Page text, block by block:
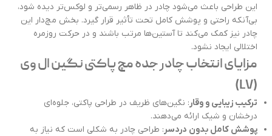
این طراحی باعث می‌شود چادر در ظاهر رسمی‌تر و لوکس‌تر دیده شود،
بی‌آنکه راحتی و پوشش کامل تحت تأثیر قرار گیرد. بخش مچ‌دار این
چادر نیز کمک می‌کند تا آستین‌ها مرتب باشند و در حرکت روزمره
اختلالی ایجاد نشود.
مزایای انتخاب چادر جده مچ پاکتی نگین ال وی
(LV)
ترکیب زیبایی و وقار: نگین‌های ظریف در طراحی پاکتی، جلوه‌ای
درخشان و شیک ارائه می‌دهند.
پوشش کامل بدون دردسر: طراحی چادر به شکلی است که نیاز به